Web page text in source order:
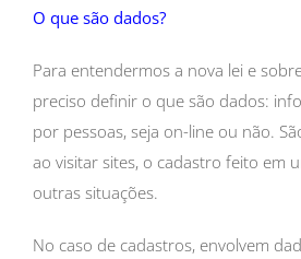
O que são dados?
Para entendermos a nova lei e
preciso definir o que são dados:
por pessoas, seja on-line ou não.
ao visitar sites, o cadastro feito em
outras situações.
No caso de cadastros, envolvem